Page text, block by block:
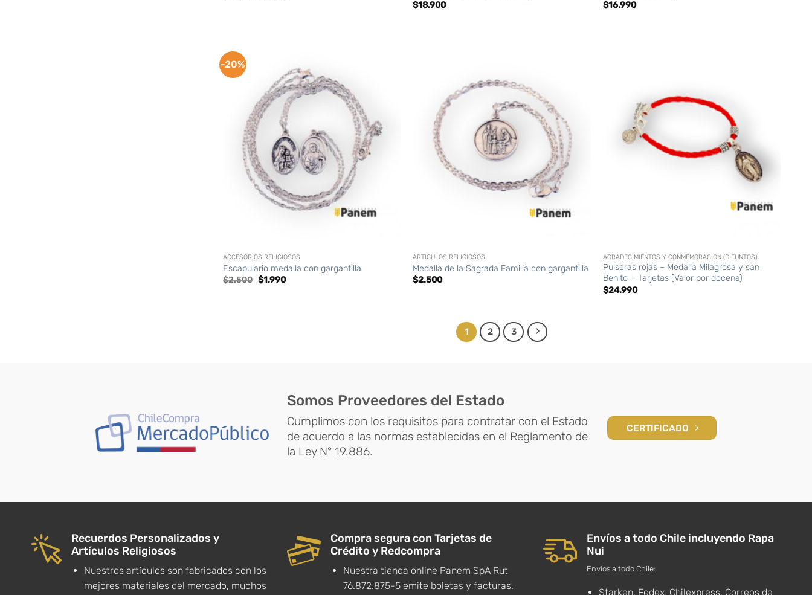
$18.900
$16.990
-20%
ACCESORIOS RELIGIOSOS
Escapulario medalla con gargantilla
$2.500 El
$1.990El
ARTÍCULOS RELIGIOSOS
Medalla de la Sagrada Familia con gargantilla
$2.500
AGRADECIMIENTOS Y CONMEMORACIÓN (DIFUNTOS)
Pulseras rojas – Medalla Milagrosa y san
Benito + Tarjetas (Valor por docena)
$24.990
1 2 3
Somos Proveedores del Estado
Cumplimos con los requisitos para contratar con el Estado
de acuerdo a las normas establecidas en el Reglamento de
la Ley N° 19.886.
CERTIFICADO
Recuerdos Personalizados y
Artículos Religiosos
Nuestros artículos son fabricados con los
mejores materiales del mercado, muchos
Compra segura con Tarjetas de
Crédito y Redcompra
Nuestra tienda online Panem SpA Rut
76.872.875-5 emite boletas y facturas.
Envíos a todo Chile incluyendo Rapa
Nui
Envíos a todo Chile:
Starken, Fedex, Chilexpress, Correos de